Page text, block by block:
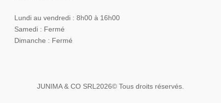
Lundi au vendredi : 8h00 à 16h00
Samedi : Fermé
Dimanche : Fermé
JUNIMA & CO SRL 2026© Tous droits réservés.